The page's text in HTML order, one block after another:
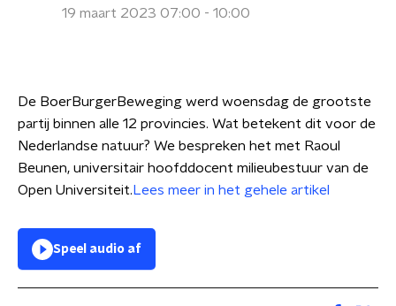
19 maart 2023 07:00 - 10:00
De BoerBurgerBeweging werd woensdag de grootste
partij binnen alle 12 provincies. Wat betekent dit voor de
Nederlandse natuur? We bespreken het met Raoul
Beunen, universitair hoofddocent milieubestuur van de
Open Universiteit. Lees meer in het gehele artikel
Speel audio af